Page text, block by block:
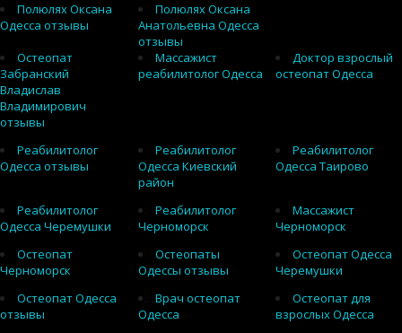
Полюлях Оксана
Одесса отзывы
Полюлях Оксана
Анатольевна Одесса
отзывы
Остеопат
Забранский
Владислав
Владимирович
отзывы
Массажист
реабилитолог Одесса
Доктор взрослый
остеопат Одесса
Реабилитолог
Одесса отзывы
Реабилитолог
Одесса Киевский
район
Реабилитолог
Одесса Таирово
Реабилитолог
Одесса Черемушки
Реабилитолог
Черноморск
Массажист
Черноморск
Остеопат
Черноморск
Остеопаты
Одессы отзывы
Остеопат Одесса
Черемушки
Остеопат Одесса
отзывы
Врач остеопат
Одесса
Остеопат для
взрослых Одесса